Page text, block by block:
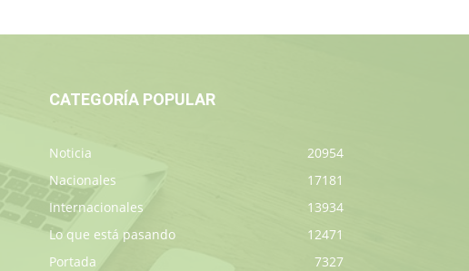
CATEGORÍA POPULAR
Noticia
20954
Nacionales
17181
Internacionales
13934
Lo que está pasando
12471
Portada
7327